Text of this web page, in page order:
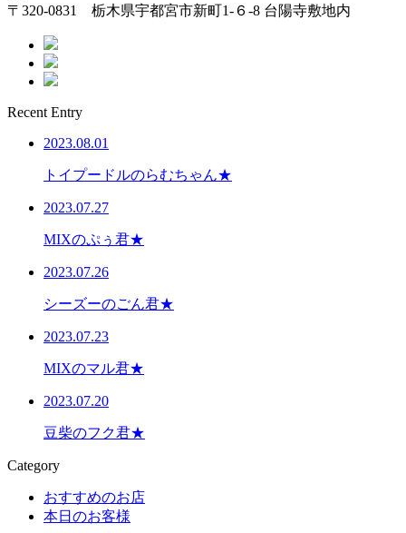
〒320-0831 栃木県宇都宮市新町1-６-8 台陽寺敷地内
Recent Entry
2023.08.01
トイプードルのらむちゃん★
2023.07.27
MIXのぷぅ君★
2023.07.26
シーズーのごん君★
2023.07.23
MIXのマル君★
2023.07.20
豆柴のフク君★
Category
おすすめのお店
本日のお客様